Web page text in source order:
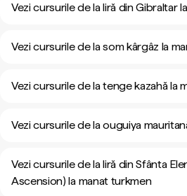
Vezi cursurile de la liră din Gibraltar
Vezi cursurile de la som kârgâz la
Vezi cursurile de la tenge kazahă la
Vezi cursurile de la ouguiya
Vezi cursurile de la liră din Sfânta
Ascension) la manat turkmen